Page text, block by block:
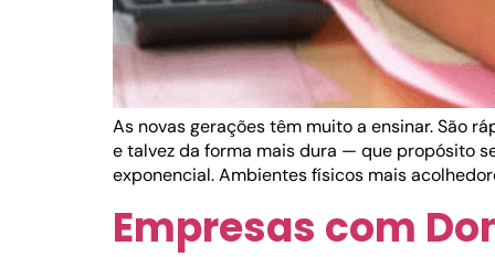
As novas gerações têm muito a ensinar. São
e talvez da forma mais dura — que propósito
exponencial. Ambientes físicos mais
Empresas com